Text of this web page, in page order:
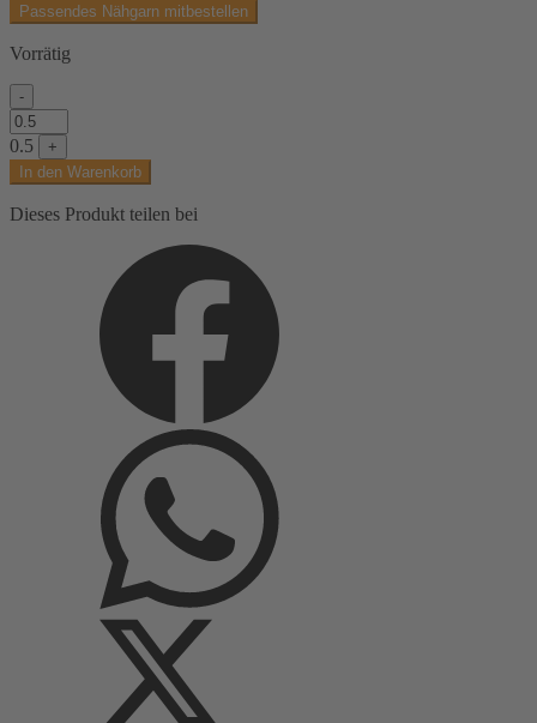
Passendes Nähgarn mitbestellen
Vorrätig
-
Nickistoff,
hellblau,
grafisch
gemustert
Menge
0.5
+
In den Warenkorb
Dieses Produkt teilen bei